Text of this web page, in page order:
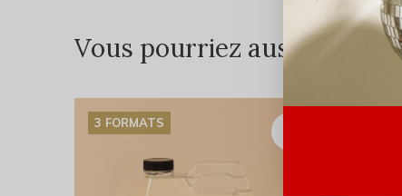
Vous pourriez aussi aimer...
3 FORMATS